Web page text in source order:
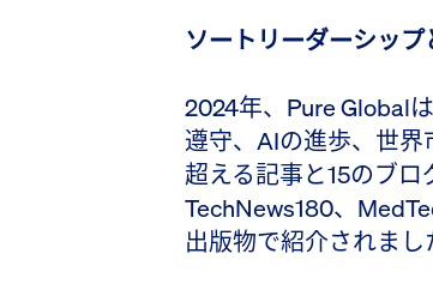
ソートリーダーシッ
2024年、Pure Global
遵守、AIの進歩、世
超える記事と15のブロ
TechNews180、
出版物で紹介されまし